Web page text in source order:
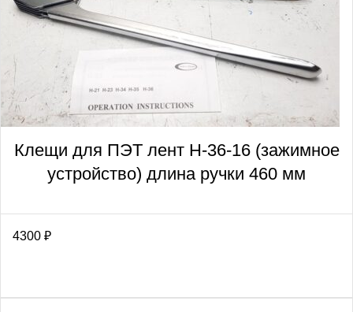
Клещи для ПЭТ лент Н-36-16 (зажимное
устройство) длина ручки 460 мм
4300 ₽